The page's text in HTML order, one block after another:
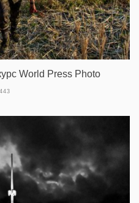
World Press Photo
443